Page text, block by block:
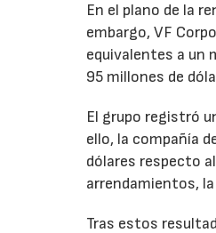
En el plano de la
embargo, VF
equivalentes a un
95 millones de
El grupo registró
ello, la compañía
dólares respecto
arrendamientos,
Tras estos